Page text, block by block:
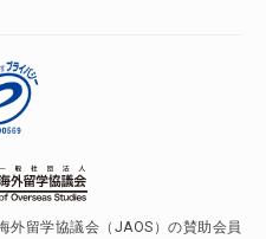
外留学協議会（JAOS）の賛助会員